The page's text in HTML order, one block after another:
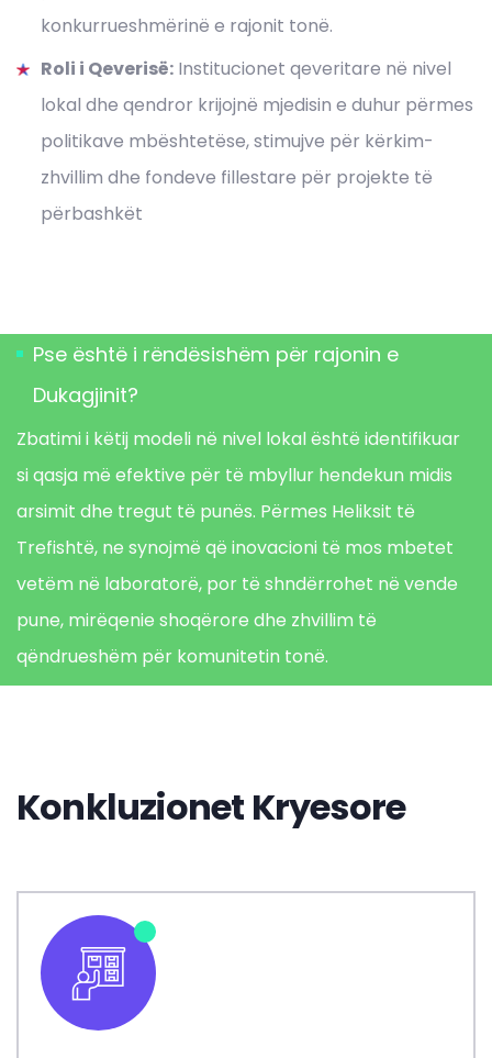
konkurrueshmërinë e rajonit tonë.
Roli i Qeverisë: Institucionet qeveritare në nivel
lokal dhe qendror krijojnë mjedisin e duhur përmes
politikave mbështetëse, stimujve për kërkim-
zhvillim dhe fondeve fillestare për projekte të
përbashkët
Pse është i rëndësishëm për rajonin e
Dukagjinit?
Zbatimi i këtij modeli në nivel lokal është identifikuar
si qasja më efektive për të mbyllur hendekun midis
arsimit dhe tregut të punës. Përmes Heliksit të
Trefishtë, ne synojmë që inovacioni të mos mbetet
vetëm në laboratorë, por të shndërrohet në vende
pune, mirëqenie shoqërore dhe zhvillim të
qëndrueshëm për komunitetin tonë.
Konkluzionet Kryesore